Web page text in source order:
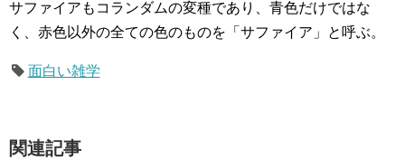
サファイアもコランダムの変種であり、青色だけではな
く、赤色以外の全ての色のものを「サファイア」と呼ぶ。
面白い雑学
関連記事